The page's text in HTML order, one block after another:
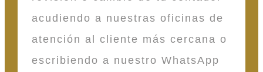
acudiendo a nuestras oficinas de
atención al cliente más cercana o
escribiendo a nuestro WhatsApp